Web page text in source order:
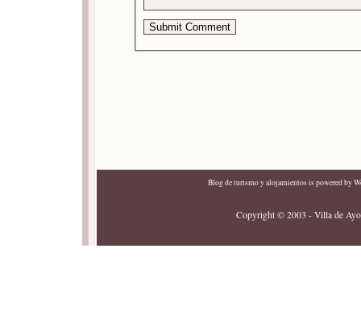
Blog de turismo y alojamientosis powered by
Copyright © 2003 - Villa de